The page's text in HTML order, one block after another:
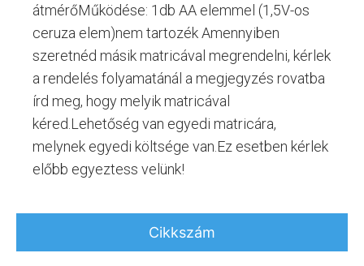
Cikkszám
átmérőMűködése: 1db AA elemmel (1,5V-os
ceruza elem)nem tartozék Amennyiben
szeretnéd másik matricával megrendelni, kérlek
a rendelés folyamatánál a megjegyzés rovatba
írd meg, hogy melyik matricával
kéred.Lehetőség van egyedi matricára,
melynek egyedi költsége van.Ez esetben kérlek
előbb egyeztess velünk!